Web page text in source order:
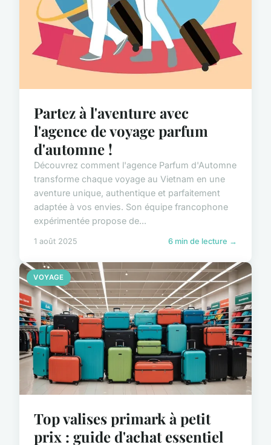
Partez à l'aventure avec
l'agence de voyage parfum
d'automne !
Découvrez comment l'agence Parfum d'Automne
transforme chaque voyage au Vietnam en une
aventure unique, authentique et parfaitement
adaptée à vos envies. Son équipe francophone
expérimentée propose de...
1 août 2025 6 min de lecture →
VOYAGE
Top valises primark à petit
prix : guide d'achat essentiel